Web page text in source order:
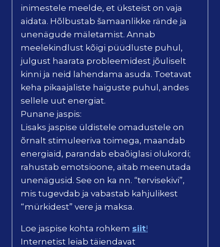
inimestele meelde, et üksteist on vaja
aidata. Hõlbustab šamaanlikke rände ja
unenägude mäletamist. Annab
meelekindlust kõigi püüdluste puhul,
julgust haarata probleemidest jõuliselt
kinni ja neid lahendama asuda. Toetavat
keha pikaajaliste haiguste puhul, andes
sellele uut energiat.
Punane jaspis:
Lisaks jaspise üldistele omadustele on
õrnalt stimuleeriva toimega, maandab
energiaid, parandab ebaõiglasi olukordi;
rahustab emotsioone, aitab meenutada
unenägusid. See on ka nn. “tervisekivi”,
mis tugevdab ja vabastab kahjulikest
“mürkidest” vere ja maksa.
Loe jaspise kohta rohkem siit!
Internetist leiab täiendavat